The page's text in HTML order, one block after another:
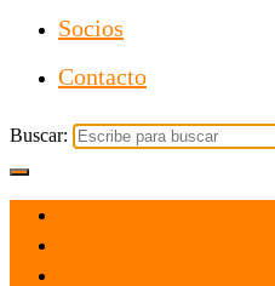
Socios
Contacto
Buscar: